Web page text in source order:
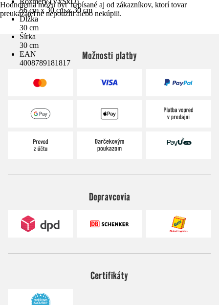
56 cm x 30 cm x 30 cm
Dĺžka
30 cm
Šírka
30 cm
EAN
4008789181817
Hodnotenia môžu byť napísané aj od zákazníkov, ktorí tovar
preukázateľne nepoužili alebo nekúpili.
Možnosti platby
Dopravcovia
Certifikáty